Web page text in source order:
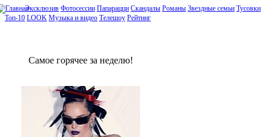
Эксклюзив Фотосессии Папарацци Скандалы Романы Звездные семьи Тусовки
Топ-10 LOOK Музыка и видео Телешоу Рейтинг
Сaмое гoрячее за неделю!